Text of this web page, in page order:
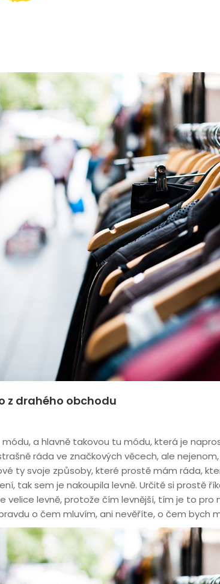
z drahého obchodu
módu, a hlavně takovou tu módu, která je
ráda ve značkových věcech, ale
ty svoje způsoby, které prostě mám ráda,
tak sem je nakoupila levně. Určitě si prostě
velice levně, protože čím levnější, tím je to pro
o čem mluvím, ani nevěříte, o čem bych